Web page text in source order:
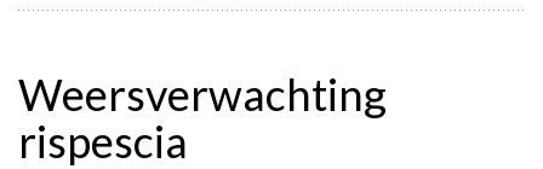
Weersverwachting
rispescia